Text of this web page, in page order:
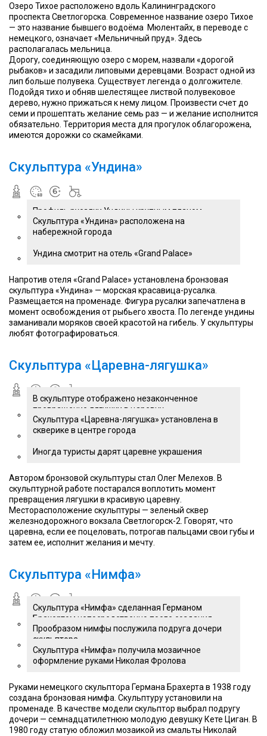
Озеро Тихое расположено вдоль Калининградского
проспекта Светлогорска. Современное название озеро Тихое
— это название бывшего водоёма Мюлентайх, в переводе с
немецкого, означает «Мельничный пруд». Здесь
располагалась мельница.
Дорогу, соединяющую озеро с морем, назвали «дорогой
рыбаков» и засадили липовыми деревцами. Возраст одной из
лип больше полувека. Существует легенда о долгожителе.
Подойдя тихо и обняв шелестящее листвой полувековое
дерево, нужно прижаться к нему лицом. Произвести счет до
семи и прошептать желание семь раз — и желание исполнится
обязательно. Территория места для прогулок облагорожена,
имеются дорожки со скамейками.
Скульптура «Ундина»
Профиль русалки Ундины крупным планом
Скульптура «Ундина» расположена на
набережной города
Ундина смотрит на отель «Grand Palace»
Напротив отеля «Grand Palace» установлена бронзовая
скульптура «Ундина» — морская красавица-русалка.
Размещается на променаде. Фигура русалки запечатлена в
момент освобождения от рыбьего хвоста. По легенде ундины
заманивали моряков своей красотой на гибель. У скульптуры
любят фотографироваться.
Скульптура «Царевна-лягушка»
В скульптуре отображено незаконченное
превращение лягушки в царевну
Скульптура «Царевна-лягушка» установлена в
скверике в центре города
Иногда туристы дарят царевне украшения
Автором бронзовой скульптуры стал Олег Мелехов. В
скульптурной работе постарался воплотить момент
превращения лягушки в красивую царевну.
Месторасположение скульптуры — зеленый сквер
железнодорожного вокзала Светлогорск-2. Говорят, что
царевна, если ее поцеловать, потрогав пальцами свои губы и
затем ее, исполнит желания и мечту.
Скульптура «Нимфа»
Скульптура «Нимфа» сделанная Германом
Брахертом непосредственно после создания
Прообразом нимфы послужила подруга дочери
скульптора
Скульптура «Нимфа» получила мозаичное
оформление руками Николая Фролова
Руками немецкого скульптора Германа Брахерта в 1938 году
создана бронзовая нимфа. Скульптуру установили на
променаде. В качестве модели скульптор выбрал подругу
дочери — семнадцатилетнюю молодую девушку Кете Циган. В
1980 году статую обложил мозаикой из смальты Николай